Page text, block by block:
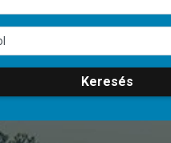
Keresés